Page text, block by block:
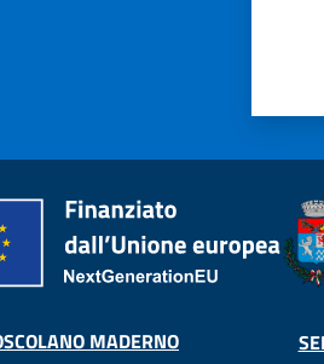
MADERNO